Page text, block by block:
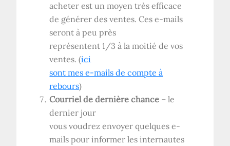
acheter est un moyen très efficace
de générer des ventes. Ces e-mails
seront à peu près
représentent 1/3 à la moitié de vos
ventes. (ici
sont mes e-mails de compte à
rebours)
Courriel de dernière chance – le
dernier jour
vous voudrez envoyer quelques e-
mails pour informer les internautes